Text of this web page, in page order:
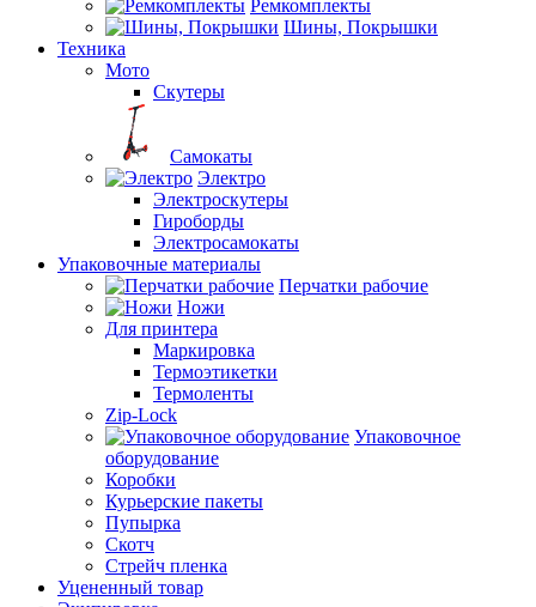
Ремкомплекты
Шины, Покрышки
Техника
Мото
Скутеры
Самокаты
Электро
Электроскутеры
Гироборды
Электросамокаты
Упаковочные материалы
Перчатки рабочие
Ножи
Для принтера
Маркировка
Термоэтикетки
Термоленты
Zip-Lock
Упаковочное
оборудование
Коробки
Курьерские пакеты
Пупырка
Скотч
Стрейч пленка
Уцененный товар